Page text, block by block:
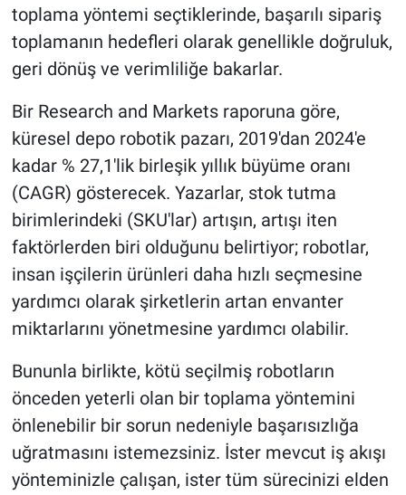
toplama yöntemi seçtiklerinde, başarılı sipariş
toplamanın hedefleri olarak genellikle doğruluk,
geri dönüş ve verimliliğe bakarlar.
Bir Research and Markets raporuna göre,
küresel depo robotik pazarı, 2019'dan 2024'e
kadar % 27,1'lik birleşik yıllık büyüme oranı
(CAGR) gösterecek. Yazarlar, stok tutma
birimlerindeki (SKU'lar) artışın, artışı iten
faktörlerden biri olduğunu belirtiyor; robotlar,
insan işçilerin ürünleri daha hızlı seçmesine
yardımcı olarak şirketlerin artan envanter
miktarlarını yönetmesine yardımcı olabilir.
Bununla birlikte, kötü seçilmiş robotların
önceden yeterli olan bir toplama yöntemini
önlenebilir bir sorun nedeniyle başarısızlığa
uğratmasını istemezsiniz. İster mevcut iş akışı
yönteminizle çalışan, ister tüm sürecinizi elden